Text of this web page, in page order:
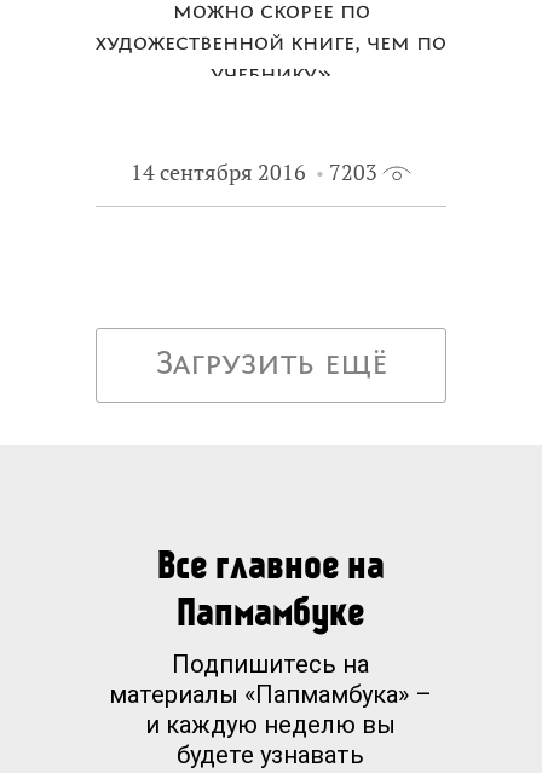
можно скорее по
художественной книге, чем по
учебнику»
14 сентября 2016 7203
Загрузить ещё
Все главное на
Папмамбуке
Подпишитесь на
материалы «Папмамбука» –
и каждую неделю вы
будете узнавать